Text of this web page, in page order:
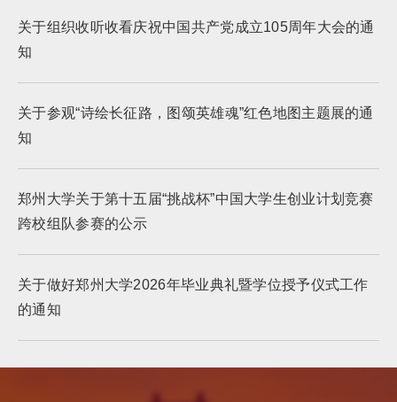
关于组织收听收看庆祝中国共产党成立105周年大会的通
知
关于参观“诗绘长征路，图颂英雄魂”红色地图主题展的通
知
郑州大学关于第十五届“挑战杯”中国大学生创业计划竞赛
跨校组队参赛的公示
关于做好郑州大学2026年毕业典礼暨学位授予仪式工作
的通知